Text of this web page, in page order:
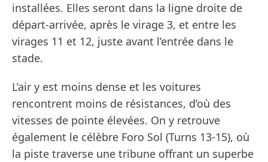
installées. Elles seront dans la ligne droite de
départ-arrivée, après le virage 3, et entre les
virages 11 et 12, juste avant l’entrée dans le
stade.
L’air y est moins dense et les voitures
rencontrent moins de résistances, d’où des
vitesses de pointe élevées. On y retrouve
également le célèbre Foro Sol (Turns 13-15), où
la piste traverse une tribune offrant un superbe